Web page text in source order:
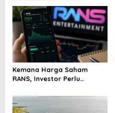
Kemana Harga Saham
RANS, Investor Perlu
Menghindari Spekulasi
Berlebihan